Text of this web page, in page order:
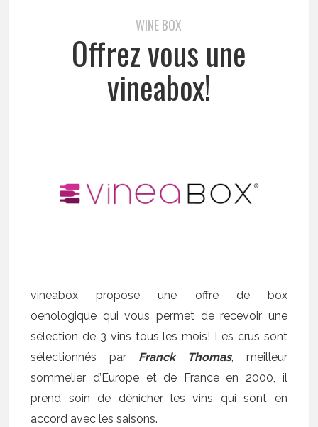
WINE BOX
Offrez vous une
vineabox!
vineabox propose une offre debox
oenologique qui vous permet de recevoir une
sélection de 3 vins tous les mois! Les crus sont
sélectionnés par Franck Thomas, meilleur
sommelier d’Europe et de France en 2000, il
prend soin de dénicher les vins qui sont en
accord avec les saisons.